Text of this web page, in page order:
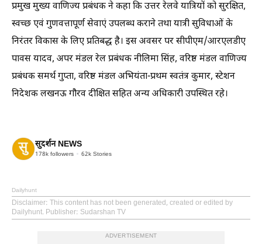
प्रमुख मुख्य वाणिज्य प्रबंधक ने कहा कि उत्तर रेलवे यात्रियों को सुरक्षित,
स्वच्छ एवं गुणवत्तापूर्ण सेवाएं उपलब्ध कराने तथा यात्री सुविधाओं के
निरंतर विकास के लिए प्रतिबद्ध है। इस अवसर पर सीपीएम/आरएलडीए
पावस यादव, अपर मंडल रेल प्रबंधक नीलिमा सिंह, वरिष्ठ मंडल वाणिज्य
प्रबंधक समर्थ गुप्ता, वरिष्ठ मंडल अभियंता-प्रथम स्वतंत्र कुमार, स्टेशन
निदेशक लखनऊ गौरव दीक्षित सहित अन्य अधिकारी उपस्थित रहे।
सुदर्शन NEWS
178k followers 62k Stories
Dailyhunt
Disclaimer: This content has not been generated, created or edited by
Dailyhunt. Publisher: Sudarshan TV
ADVERTISEMENT